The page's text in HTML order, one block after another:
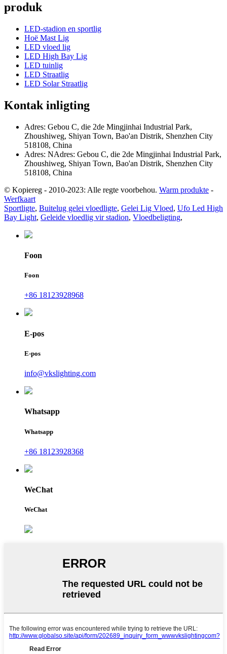
produk
LED-stadion en sportlig
Hoë Mast Lig
LED vloed lig
LED High Bay Lig
LED tuinlig
LED Straatlig
LED Solar Straatlig
Kontak inligting
Adres: Gebou C, die 2de Mingjinhai Industrial Park,
Zhoushiweg, Shiyan Town, Bao'an Distrik, Shenzhen City
518108, China
Adres: NAdres: Gebou C, die 2de Mingjinhai Industrial Park,
Zhoushiweg, Shiyan Town, Bao'an Distrik, Shenzhen City
518108, China
© Kopiereg - 2010-2023: Alle regte voorbehou. Warm produkte -
Werfkaart
Sportligte, Buitelug gelei vloedligte, Gelei Lig Vloed, Ufo Led High
Bay Light, Geleide vloedlig vir stadion, Vloedbeligting,
Foon
Foon
+86 18123928968
E-pos
E-pos
info@vkslighting.com
Whatsapp
Whatsapp
+86 18123928368
WeChat
WeChat